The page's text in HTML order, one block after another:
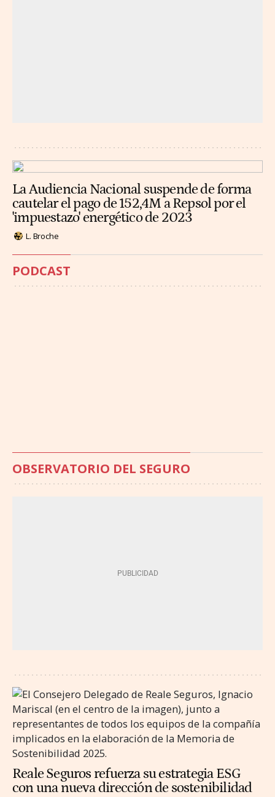
La Audiencia Nacional suspende de forma
cautelar el pago de 152,4M a Repsol por el
'impuestazo' energético de 2023
L. Broche
PODCAST
OBSERVATORIO DEL SEGURO
Reale Seguros refuerza su estrategia ESG
con una nueva dirección de sostenibilidad